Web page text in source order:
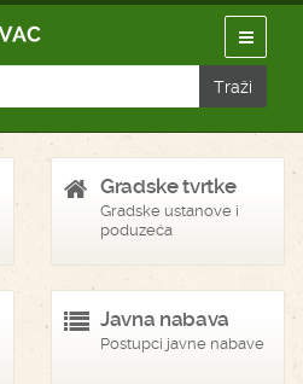
Gradske tvrtke
Gradske ustanove i
poduzeća
Javna nabava
Postupci javne nabave